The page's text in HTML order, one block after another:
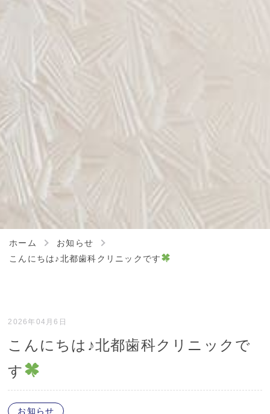
ホーム
お知らせ
こんにちは♪北都歯科クリニックです
2026年04月6日
こんにちは♪北都歯科クリニックで
す
お知らせ